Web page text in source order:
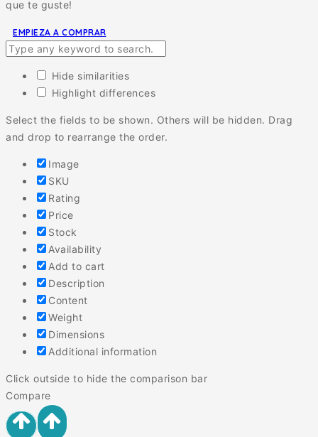
que te guste!
EMPIEZA A COMPRAR
Hide similarities
Highlight differences
Select the fields to be shown. Others will be hidden. Drag
and drop to rearrange the order.
Image
SKU
Rating
Price
Stock
Availability
Add to cart
Description
Content
Weight
Dimensions
Additional information
Click outside to hide the comparison bar
Compare